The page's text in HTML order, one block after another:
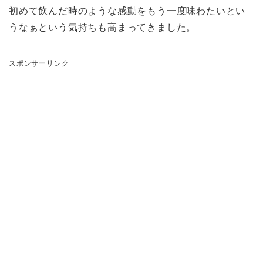
初めて飲んだ時のような感動をもう一度味わたいとい
うなぁという気持ちも高まってきました。
スポンサーリンク